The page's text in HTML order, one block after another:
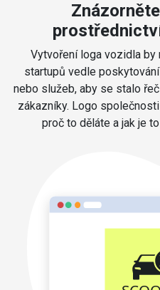
Vytvoření loga vozidla
startupů vedle
nebo služeb, aby se stalo
zákazníky. Logo
proč to děláte a jak je